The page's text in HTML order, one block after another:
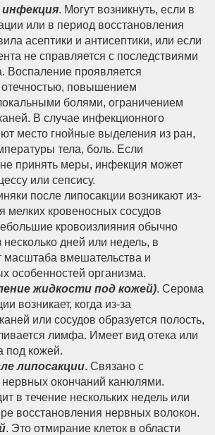
инфекция. Могут возникнуть, если в
или в период восстановления
асептики и антисептики, или если
не справляется с последствиями
Воспаление проявляется
повышением
болями, ограничением
В случае инфекционного
место гнойные выделения из ран,
тела, боль. Если
принять меры, инфекция может
или сепсису.
после липосакции возникают из-
мелких кровеносных сосудов
кровоизлияния обычно
несколько дней или недель, в
масштаба вмешательства и
особенностей организма.
жидкости под кожей). Серома
возникает, когда из-за
или сосудов образуется полость,
лимфа. Имеет вид отека или
под кожей.
липосакции. Связано с
окончаний канюлями.
в течение нескольких недель или
восстановления нервных волокон.
. Это отмирание клеток в области